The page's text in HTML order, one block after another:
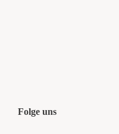
Folge uns